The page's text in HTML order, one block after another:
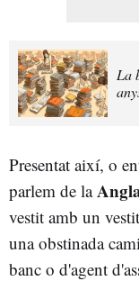
La
Presentat així, o
parlem de la
vestit amb un
una obstinada
banc o d'agent